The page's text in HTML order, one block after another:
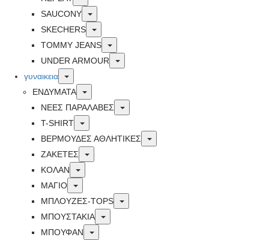
SAUCONY
Toggle
SKECHERS
Toggle
TOMMY JEANS
Toggle
UNDER ARMOUR
Toggle
γυναικεια
Toggle
ΕΝΔΥΜΑΤΑ
Toggle
ΝΕΕΣ ΠΑΡΑΛΑΒΕΣ
Toggle
T-SHIRT
Toggle
ΒΕΡΜΟΥΔΕΣ ΑΘΛΗΤΙΚΕΣ
Toggle
ΖΑΚΕΤΕΣ
Toggle
ΚΟΛΑΝ
Toggle
ΜΑΓΙΟ
Toggle
ΜΠΛΟΥΖΕΣ-TOPS
Toggle
ΜΠΟΥΣΤΑΚΙΑ
Toggle
ΜΠΟΥΦΑΝ
Toggle